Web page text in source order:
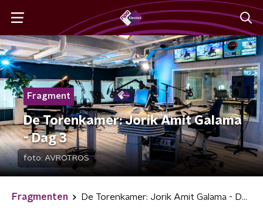
Fragment
De Torenkamer: Jorik Amit Galama
- Dag 3
foto: AVROTROS
Fragmenten De Torenkamer: Jorik Amit Galama - Dag 3